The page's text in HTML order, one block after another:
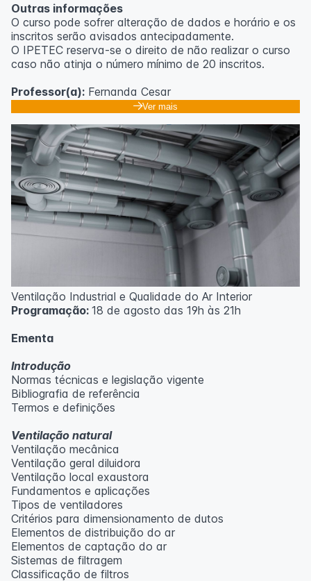
Outras informações
O curso pode sofrer alteração de dados e horário e os
inscritos serão avisados ​​antecipadamente.
O IPETEC reserva-se o direito de não realizar o curso
caso não atinja o número mínimo de 20 inscritos.
Professor(a): Fernanda Cesar
Ver mais
Ventilação Industrial e Qualidade do Ar Interior
Programação: 18 de agosto das 19h às 21h
Ementa
Introdução
Normas técnicas e legislação vigente
Bibliografia de referência
Termos e definições
Ventilação natural
Ventilação mecânica
Ventilação geral diluidora
Ventilação local exaustora
Fundamentos e aplicações
Tipos de ventiladores
Critérios para dimensionamento de dutos
Elementos de distribuição do ar
Elementos de captação do ar
Sistemas de filtragem
Classificação de filtros